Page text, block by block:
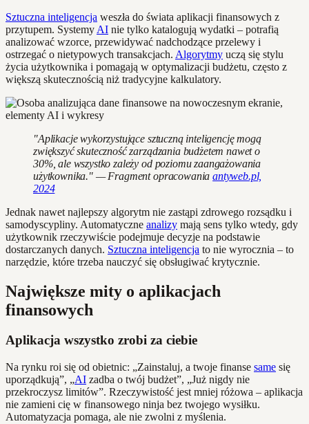
Sztuczna inteligencja weszła do świata aplikacji finansowych z
przytupem. Systemy AI nie tylko katalogują wydatki – potrafią
analizować wzorce, przewidywać nadchodzące przelewy i
ostrzegać o nietypowych transakcjach. Algorytmy uczą się stylu
życia użytkownika i pomagają w optymalizacji budżetu, często z
większą skutecznością niż tradycyjne kalkulatory.
"Aplikacje wykorzystujące sztuczną inteligencję mogą
zwiększyć skuteczność zarządzania budżetem nawet o
30%, ale wszystko zależy od poziomu zaangażowania
użytkownika." — Fragment opracowaniaantyweb.pl,
2024
Jednak nawet najlepszy algorytm nie zastąpi zdrowego rozsądku i
samodyscypliny. Automatyczne analizy mają sens tylko wtedy, gdy
użytkownik rzeczywiście podejmuje decyzje na podstawie
dostarczanych danych. Sztuczna inteligencja to nie wyrocznia – to
narzędzie, które trzeba nauczyć się obsługiwać krytycznie.
Największe mity o aplikacjach
finansowych
Aplikacja wszystko zrobi za ciebie
Na rynku roi się od obietnic: „Zainstaluj, a twoje finanse same się
uporządkują”, „AI zadba o twój budżet”, „Już nigdy nie
przekroczysz limitów”. Rzeczywistość jest mniej różowa – aplikacja
nie zamieni cię w finansowego ninja bez twojego wysiłku.
Automatyzacja pomaga, ale nie zwolni z myślenia.